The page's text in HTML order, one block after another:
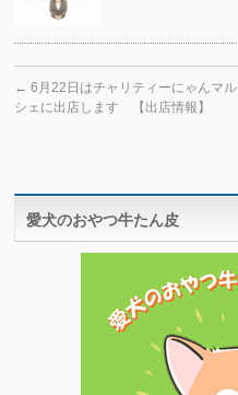
← 6月22日はチャリティーにゃんマル
シェに出店します 【出店情報】
愛犬のおやつ牛たん皮